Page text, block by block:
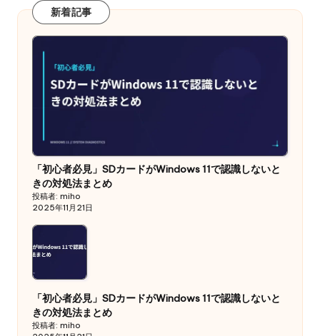
新着記事
「初心者必見」SDカードがWindows 11で認識しないと
きの対処法まとめ
投稿者: miho
2025年11月21日
「初心者必見」SDカードがWindows 11で認識しないと
きの対処法まとめ
投稿者: miho